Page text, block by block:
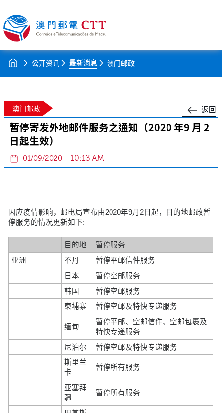
公开资讯 最新消息 澳门邮政
返回
澳门邮政
暂停寄发外地邮件服务之通知（2020 年9 月 2
日起生效）
01/09/2020 10:13 AM
因应疫情影响，邮电局宣布由2020年9月2日起，目的地邮政暂
停服务的情况更新如下:
目的地
暂停服务
亚洲
不丹
暂停平邮信件服务
日本
暂停空邮服务
韩国
暂停空邮服务
柬埔寨
暂停空邮及特快专递服务
缅甸
暂停平邮、空邮信件、空邮包裹及
特快专递服务
尼泊尔
暂停空邮及特快专递服务
斯里兰
卡
暂停所有服务
亚塞拜
疆
暂停所有服务